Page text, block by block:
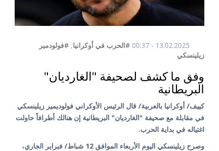
13.02.2025 - 00:37 #الحرب في أوكرانيا, #فولودمير
زيلينسكي
وفق ما كشف لصحيفة "الغارديان"
البريطانية
كييف/ أوكرانيا بالعربية/ قال الرئيس الأوكراني فولوديمير زيلينسكي
في مقابلة مع صحيفة "الغارديان" البريطانية إن هنالك أطرافاً حاولت
اغتياله في بداية الحرب.
وصرح زيلينسكي اليوم الأربعاء الموافق 12 شباط/ فبراير الجاري،